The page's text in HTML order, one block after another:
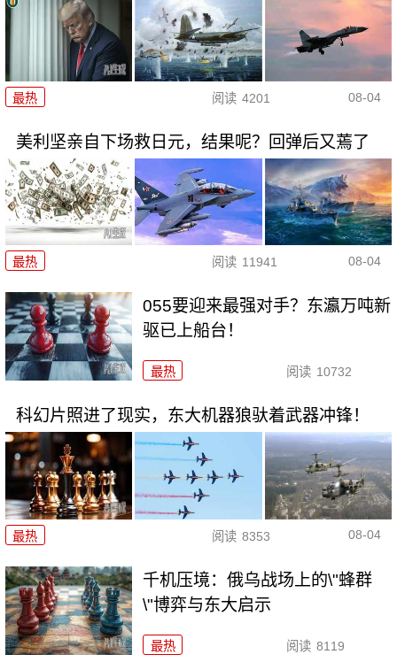
最热 阅读 4201 08-04
美利坚亲自下场救日元，结果呢？回弹后又蔫了
最热 阅读 11941 08-04
055要迎来最强对手？东瀛万吨新
驱已上船台！
最热 阅读 10732
科幻片照进了现实，东大机器狼驮着武器冲锋！
最热 阅读 8353 08-04
千机压境：俄乌战场上的\"蜂群
\"博弈与东大启示
最热 阅读 8119